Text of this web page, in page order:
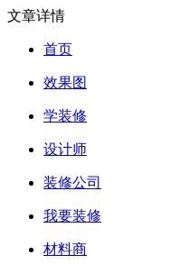
文章详情
首页
效果图
学装修
设计师
装修公司
我要装修
材料商